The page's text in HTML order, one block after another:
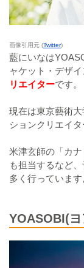
画像引用元 (Twitter)
藍にいなは
ャケット・デザイ
リエイターです。
現在は東京藝術
ションクリエイ
米津玄師の「カ
も担当するなど
多く行っています
YOASOBI(